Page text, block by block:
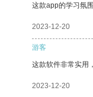
这款app的学习氛
2023-12-20
游客
这款软件非常实用
2023-12-20